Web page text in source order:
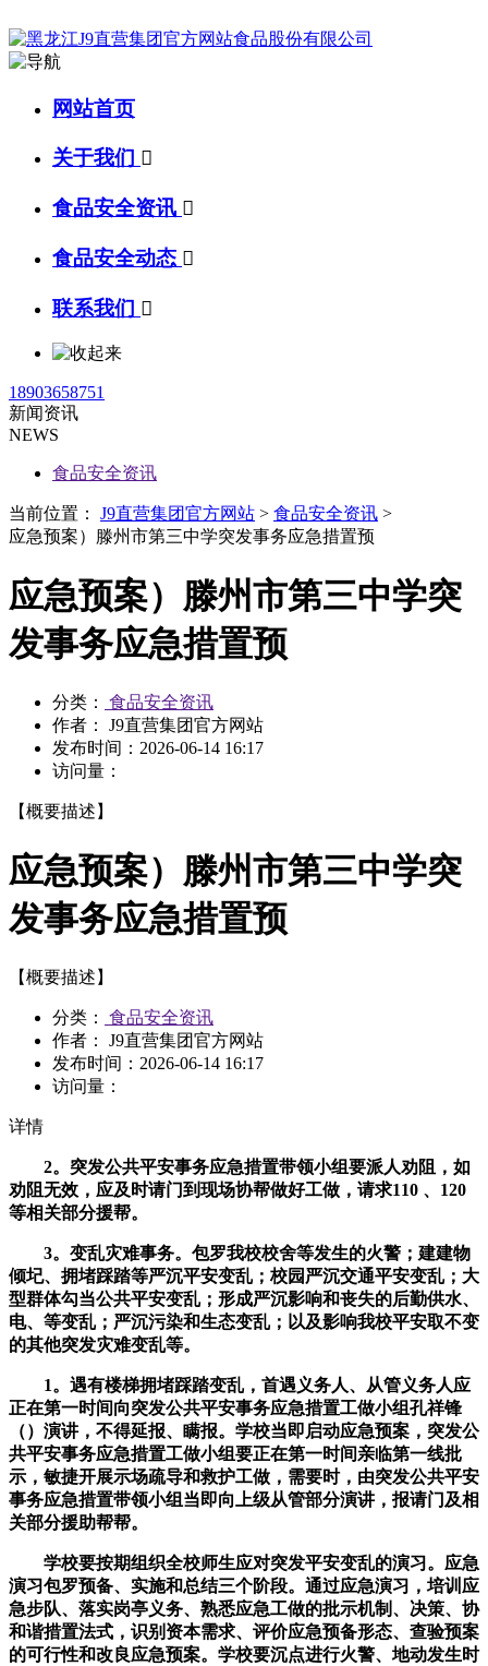
网站首页
关于我们 
食品安全资讯 
食品安全动态 
联系我们 
18903658751
新闻资讯
NEWS
食品安全资讯
当前位置： J9直营集团官方网站 > 食品安全资讯 >
应急预案）滕州市第三中学突发事务应急措置预
应急预案）滕州市第三中学突
发事务应急措置预
分类：
食品安全资讯
作者： J9直营集团官方网站
发布时间： 2026-06-14 16:17
访问量：
【概要描述】
应急预案）滕州市第三中学突
发事务应急措置预
【概要描述】
分类：
食品安全资讯
作者： J9直营集团官方网站
发布时间： 2026-06-14 16:17
访问量：
详情
2。突发公共平安事务应急措置带领小组要派人劝阻，如
劝阻无效，应及时请门到现场协帮做好工做，请求110 、120
等相关部分援帮。
3。变乱灾难事务。包罗我校校舍等发生的火警；建建物
倾圮、拥堵踩踏等严沉平安变乱；校园严沉交通平安变乱；大
型群体勾当公共平安变乱；形成严沉影响和丧失的后勤供水、
电、等变乱；严沉污染和生态变乱；以及影响我校平安取不变
的其他突发灾难变乱等。
1。遇有楼梯拥堵踩踏变乱，首遇义务人、从管义务人应
正在第一时间向突发公共平安事务应急措置工做小组孔祥锋
（）演讲，不得延报、瞒报。学校当即启动应急预案，突发公
共平安事务应急措置工做小组要正在第一时间亲临第一线批
示，敏捷开展示场疏导和救护工做，需要时，由突发公共平安
事务应急措置带领小组当即向上级从管部分演讲，报请门及相
关部分援助帮帮。
学校要按期组织全校师生应对突发平安变乱的演习。应急
演习包罗预备、实施和总结三个阶段。通过应急演习，培训应
急步队、落实岗亭义务、熟悉应急工做的批示机制、决策、协
和谐措置法式，识别资本需求、评价应急预备形态、查验预案
的可行性和改良应急预案。学校要沉点进行火警、地动发生时